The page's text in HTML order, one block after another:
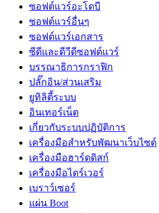
ซอฟต์แวร์อะโดบี
ซอฟต์แวร์อื่นๆ
ซอฟต์แวร์เอกสาร
ซีดีและดีวีดีซอฟต์แวร์
บรรณาธิการกราฟิก
ปลั๊กอิน/ส่วนเสริม
ยูทิลิตี้ระบบ
อินเทอร์เน็ต
เกี่ยวกับระบบปฏิบัติการ
เครื่องมือสำหรับพัฒนาเว็บไซต์
เครื่องมือฮาร์ดดิสก์
เครื่องมือไดร์เวอร์
เบราว์เซอร์
แผ่น Boot